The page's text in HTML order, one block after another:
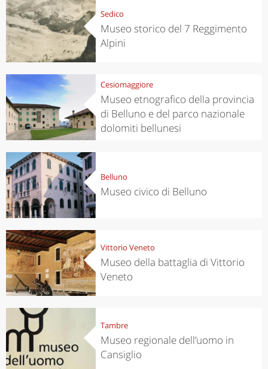
Sedico
Museo storico del 7 Reggimento
Alpini
Cesiomaggiore
Museo etnografico della provincia
di Belluno e del parco nazionale
dolomiti bellunesi
Belluno
Museo civico di Belluno
Vittorio Veneto
Museo della battaglia di Vittorio
Veneto
Tambre
Museo regionale dell’uomo in
Cansiglio